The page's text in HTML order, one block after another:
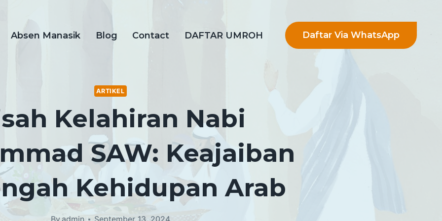
Absen Manasik Blog Contact DAFTAR UMROH Daftar Via WhatsApp
ARTIKEL
Kelahiran Nabi
SAW: Keajaiban
Kehidupan Arab